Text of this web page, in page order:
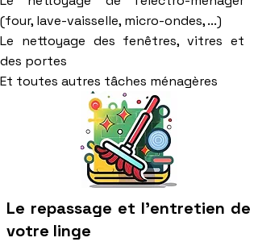
(four, lave-vaisselle, micro-ondes, ...)
Le nettoyage des fenêtres, vitres et
des portes
Et toutes autres tâches ménagères
Le repassage et l'entretien de
votre linge